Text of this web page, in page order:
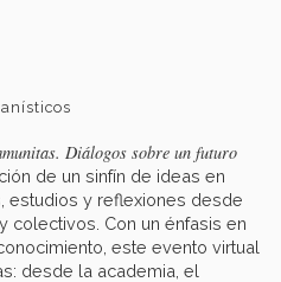
Diálogos sobre un futuro
de un sinfín de ideas en
estudios y reflexiones desde
colectivos. Con un énfasis en
este evento virtual
desde la academia, el